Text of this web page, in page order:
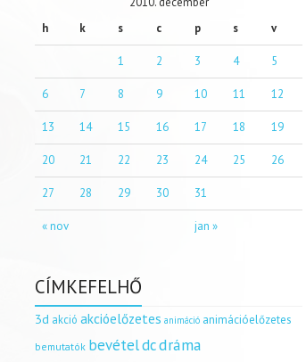
h
k s c p s v
« nov jan »
1 2 3 4 5
6 7 8 9 10 11 12
13 14 15 16 17 18 19
20 21 22 23 24 25 26
27 28 29 30 31
CÍMKEFELHŐ
3d akció akcióelőzetes animáció animációelőzetes
bemutatók bevételdcdráma